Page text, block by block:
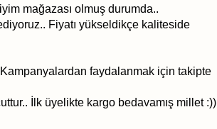
mağazası olmuş durumda..
Fiyatı yükseldikçe kaliteside
faydalanmak için takipte
İlk üyelikte kargo bedavamış millet :))